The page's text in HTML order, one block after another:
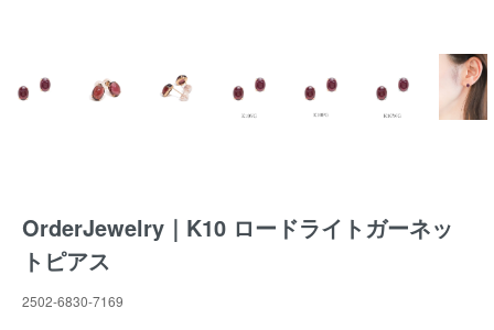
OrderJewelry｜K10 ロードライトガーネッ
トピアス
2502-6830-7169